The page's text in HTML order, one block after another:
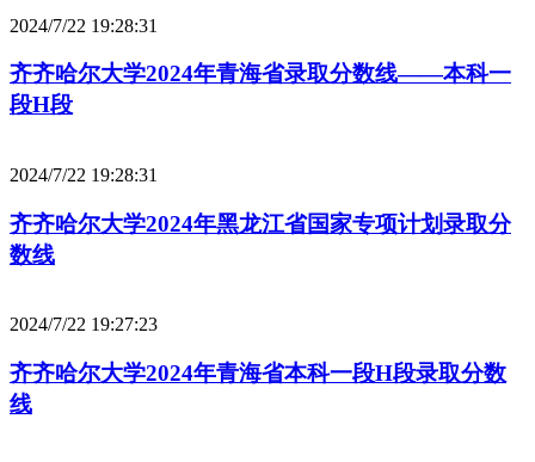
2024/7/22 19:28:31
齐齐哈尔大学2024年青海省录取分数线——本科一
段H段
2024/7/22 19:28:31
齐齐哈尔大学2024年黑龙江省国家专项计划录取分
数线
2024/7/22 19:27:23
齐齐哈尔大学2024年青海省本科一段H段录取分数
线